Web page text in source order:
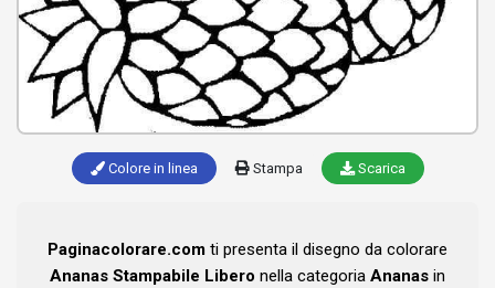
Colore in linea Stampa Scarica
Paginacolorare.com ti presenta il disegno da colorare
Ananas Stampabile Libero nella categoria Ananas in